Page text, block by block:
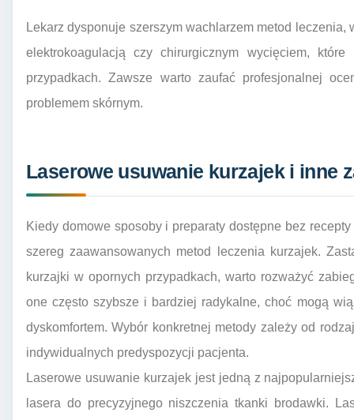
Lekarz dysponuje szerszym wachlarzem metod
elektrokoagulacją czy chirurgicznym wycięciem,
przypadkach. Zawsze warto zaufać profesjonalnej
problemem skórnym.
Laserowe usuwanie kurzajek i inne
Kiedy domowe sposoby i preparaty dostępne bez
szereg zaawansowanych metod leczenia kurzajek.
kurzajki w opornych przypadkach, warto rozważyć
one często szybsze i bardziej radykalne, choć mogą
dyskomfortem. Wybór konkretnej metody zależy od
indywidualnych predyspozycji pacjenta.
Laserowe usuwanie kurzajek jest jedną z
lasera do precyzyjnego niszczenia tkanki brodawki.